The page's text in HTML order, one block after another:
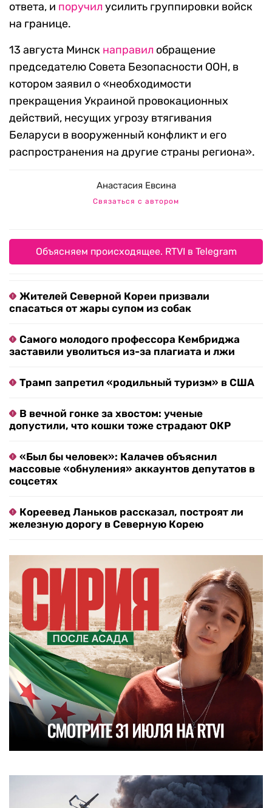
ответа, и поручил усилить группировки войск
на границе.
13 августа Минск направил обращение
председателю Совета Безопасности ООН, в
котором заявил о «необходимости
прекращения Украиной провокационных
действий, несущих угрозу втягивания
Беларуси в вооруженный конфликт и его
распространения на другие страны региона».
Анастасия Евсина
Связаться с автором
Объясняем происходящее. RTVI в Telegram
Жителей Северной Кореи призвали
спасаться от жары супом из собак
Самого молодого профессора Кембриджа
заставили уволиться из-за плагиата и лжи
Трамп запретил «родильный туризм» в США
В вечной гонке за хвостом: ученые
допустили, что кошки тоже страдают ОКР
«Был бы человек»: Калачев объяснил
массовые «обнуления» аккаунтов депутатов в
соцсетях
Кореевед Ланьков рассказал, построят ли
железную дорогу в Северную Корею